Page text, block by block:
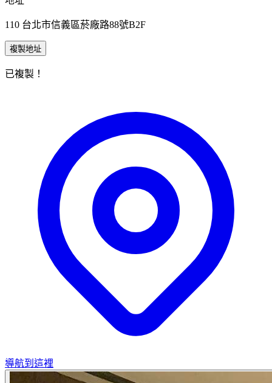
110 台北市信義區菸廠路88號B2F
複製地址
已複製！
導航到這裡